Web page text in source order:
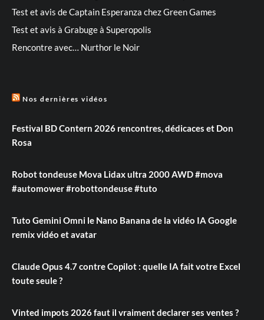
Test et avis de Captain Esperanza chez Green Games
Test et avis à Grabuge à Superopolis
Rencontre avec… Nurthor le Noir
Nos dernières vidéos
Festival BD Contern 2026 rencontres, dédicaces et Don
Rosa
Robot tondeuse Mova Lidax ultra 2000 AWD #mova
#automower #robottondeuse #tuto
Tuto Gemini Omni le Nano Banana de la vidéo IA Google
remix vidéo et avatar
Claude Opus 4.7 contre Copilot : quelle IA fait votre Excel
toute seule ?
Vinted impots 2026 faut il vraiment declarer ses ventes ?